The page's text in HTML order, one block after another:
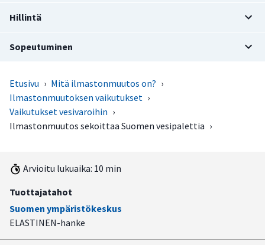
Hillintä
Sopeutuminen
Etusivu › Mitä ilmastonmuutos on? ›
Ilmastonmuutoksen vaikutukset ›
Vaikutukset vesivaroihin ›
Ilmastonmuutos sekoittaa Suomen vesipalettia ›
Arvioitu lukuaika: 10 min
Tuottajatahot
Suomen ympäristökeskus
ELASTINEN-hanke